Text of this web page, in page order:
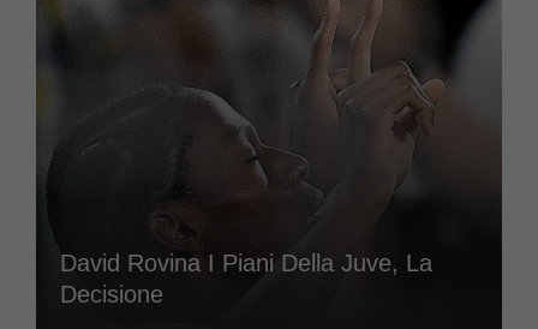
David Rovina I Piani Della Juve, La
Decisione